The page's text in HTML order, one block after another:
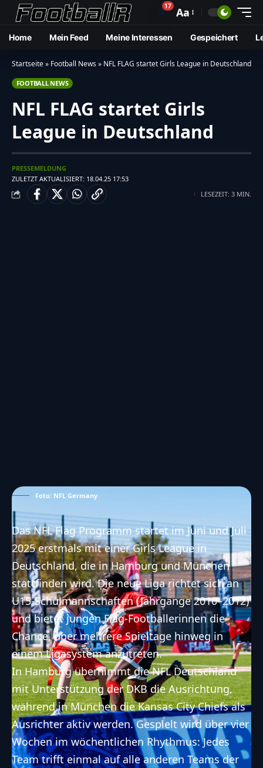
🔔17 Aa
Home Mein Feed Meine Interessen Gespeichert
Startseite» Football News» NFL FLAG startet Girls League in Deutschland
FOOTBALL NEWS
NFL FLAG startet Girls
League in Deutschland
ZULETZT AKTUALISIERT: 18.04.25 17:53
PRESSEMELDUNG
LESEZEIT: 3 MIN.
Foto: NFL Germany
Das NFL Flag Programm startet im Juni und Juli
2025 erstmals mit einer Girls League in
Deutschland, die in Hamburg und München
stattfinden wird. Die neue Liga richtet sich an
U15-Schulmannschaften (Jahrgänge 2010–2012)
und bietet jungen Flag-Footballerinnen die
Chance, über mehrere Spieltage hinweg in
einem Ligasystem anzutreten.
In Hamburg übernimmt die NFL Deutschland
mit Unterstützung der DKB die Ausrichtung,
während in München die Kansas City Chiefs als
Ausrichter aktiv werden. Gespielt wird über vier
Wochen im wöchentlichen Rhythmus: Jedes
Team trifft einmal auf alle anderen Teams der